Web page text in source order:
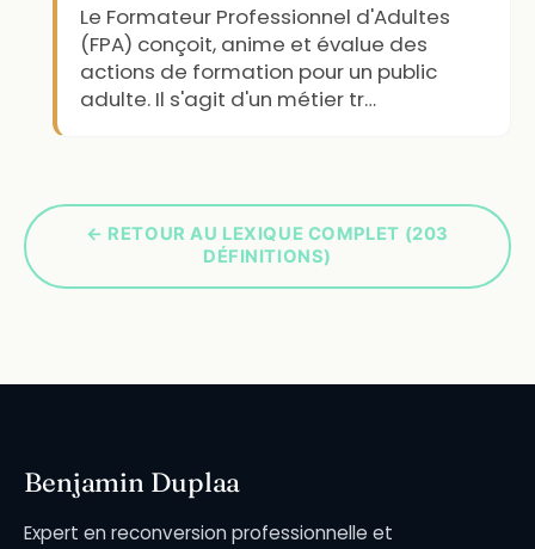
Le Formateur Professionnel d'Adultes
(FPA) conçoit, anime et évalue des
actions de formation pour un public
adulte. Il s'agit d'un métier tr…
← RETOUR AU LEXIQUE COMPLET (203
DÉFINITIONS)
Benjamin Duplaa
Expert en reconversion professionnelle et